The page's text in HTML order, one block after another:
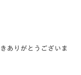
ありがとうございま